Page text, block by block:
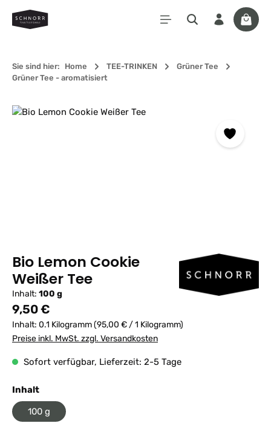
Zum Hauptinhalt springen
Sie sind hier: Home TEE-TRINKEN
Grüner Tee
Grüner Tee - aromatisiert
Bildergalerie überspringen
Bio Lemon Cookie
Weißer Tee
Inhalt: 100 g
Regulärer Preis:
9,50 €
Inhalt: 0.1 Kilogramm(95,00 € / 1 Kilogramm)
Preise inkl. MwSt. zzgl. Versandkosten
Sofort verfügbar, Lieferzeit: 2-5 Tage
Inhaltauswählen
100 g